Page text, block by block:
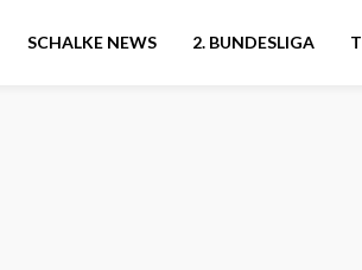
SCHALKE NEWS 2. BUNDESLIGA